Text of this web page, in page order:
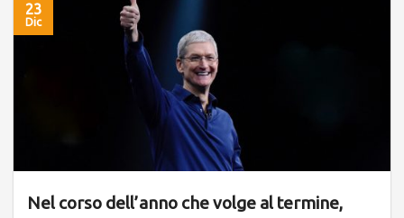
23
Dic
Nel corso dell’anno che volge al termine,